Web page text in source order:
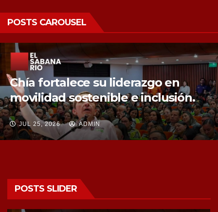
POSTS CAROUSEL
Chía fortalece la protección de sus
fuentes hídricas con la compra de
tres nuevos predios
JUL 25, 2026 ADMIN
POSTS SLIDER